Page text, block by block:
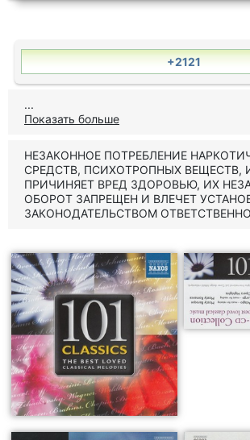
+2121
...
Показать больше
НЕЗАКОННОЕ ПОТРЕБЛЕНИЕ
СРЕДСТВ, ПСИХОТРОПНЫХ ВЕЩЕСТВ,
ПРИЧИНЯЕТ ВРЕД ЗДОРОВЬЮ, ИХ
ОБОРОТ ЗАПРЕЩЕН И ВЛЕЧЕТ
ЗАКОНОДАТЕЛЬСТВОМ